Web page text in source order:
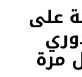
على
مرة